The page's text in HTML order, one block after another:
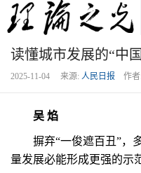
读懂城市发展的“中
2025-11-04 来源: 人民日报 作者
吴 焰
摒弃“一俊遮百丑”，多
量发展必能形成更强的示